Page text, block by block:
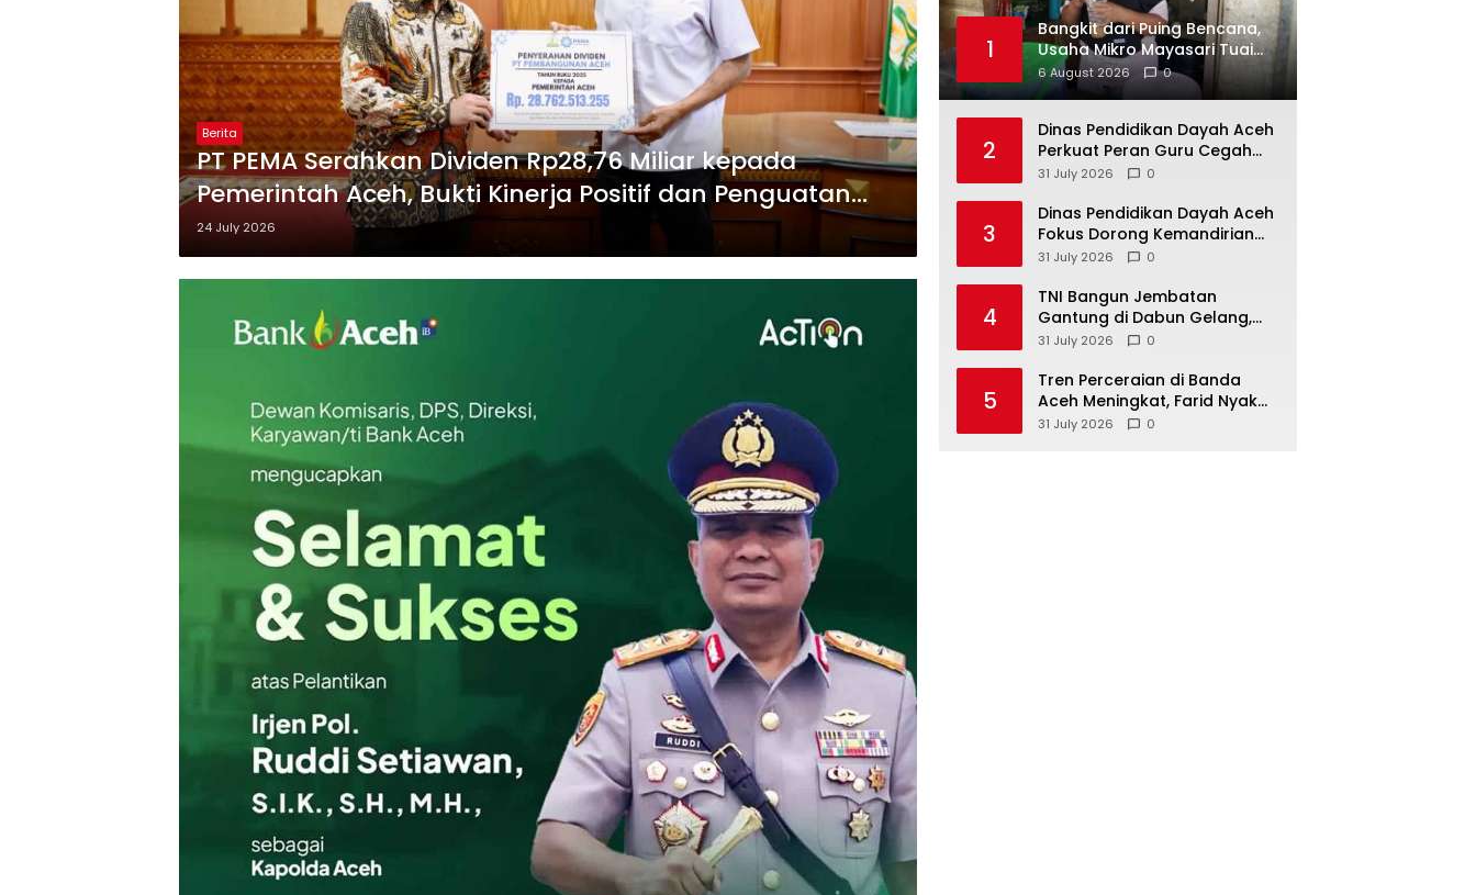
Berita
PT PEMA Serahkan Dividen Rp28,76 Miliar kepada
Pemerintah Aceh, Bukti Kinerja Positif dan Penguatan
Tata Kelola
24 July 2026
1
Bangkit dari Puing Bencana,
Usaha Mikro Mayasari Tuai
Pujian Ketua Satgas PRR Aceh
6 August 2026 0
2
Dinas Pendidikan Dayah Aceh
Perkuat Peran Guru Cegah
Kekerasan dan Perundungan
31 July 2026 0
3
Dinas Pendidikan Dayah Aceh
Fokus Dorong Kemandirian
1.827 Dayah
31 July 2026 0
4
TNI Bangun Jembatan
Gantung di Dabun Gelang,
Ditargetkan Rampung
31 July 2026 0
5
Tren Perceraian di Banda
Aceh Meningkat, Farid Nyak
Umar Desak Implementasi
31 July 2026 0